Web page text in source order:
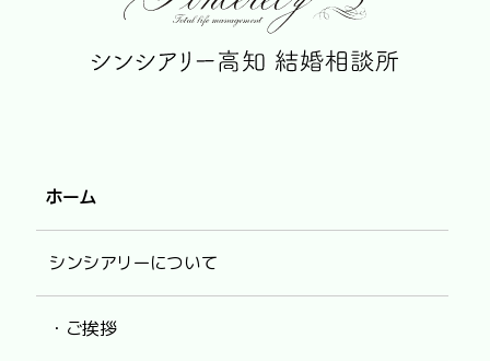
ホーム
シンシアリーについて
・ご挨拶